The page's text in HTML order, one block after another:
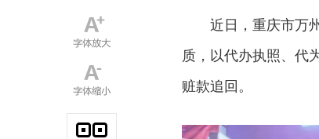
近日，重庆市万
质，以代办执照、代
赃款追回。